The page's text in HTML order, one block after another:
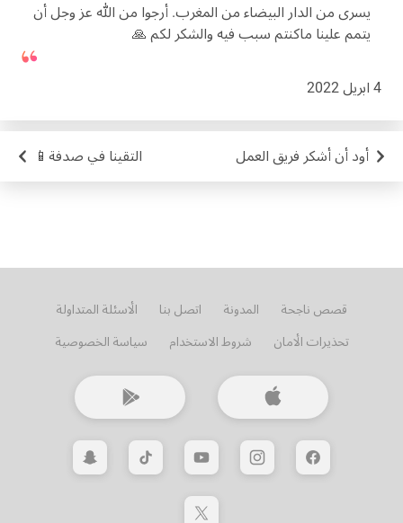
يسرى من الدار البيضاء من المغرب. أرجوا من الله عز وجل أن
يتمم علينا ماكنتم سبب فيه والشكر لكم 🙏
4 ابريل 2022
أود أن أشكر فريق العمل التقينا في صدفة📱
قصص ناجحة المدونة اتصل بنا الأسئلة المتداولة
تحذيرات الأمان شروط الاستخدام سياسة الخصوصية